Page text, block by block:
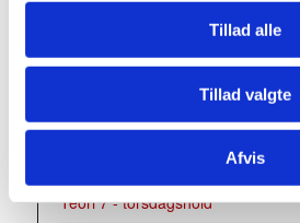
Tillad alle
Tillad valgte
Afvis
Teori 7 – torsdagshold
Teori 7 - torsdagshold